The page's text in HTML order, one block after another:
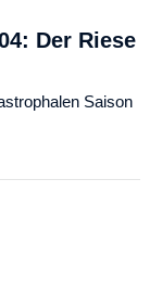
Der Riese
Saison